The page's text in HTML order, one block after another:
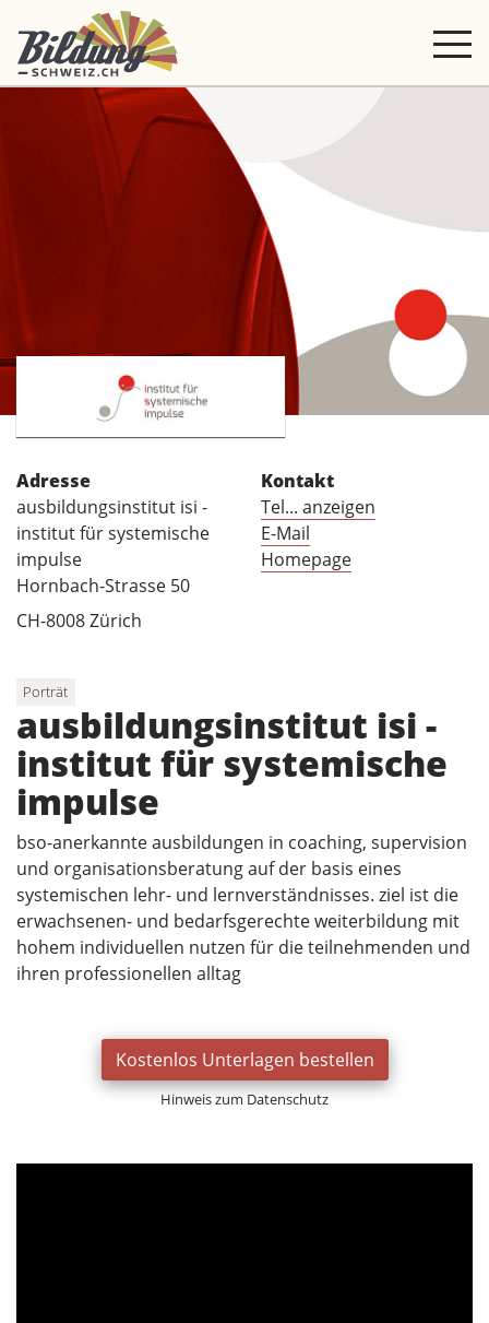
Adresse
ausbildungsinstitut isi -
institut für systemische
impulse
Hornbach-Strasse 50
CH-8008 Zürich
Kontakt
Tel... anzeigen
E-Mail
Homepage
Porträt
ausbildungsinstitut isi -
institut für systemische
impulse
bso-anerkannte ausbildungen in coaching, supervision
und organisationsberatung auf der basis eines
systemischen lehr- und lernverständnisses. ziel ist die
erwachsenen- und bedarfsgerechte weiterbildung mit
hohem individuellen nutzen für die teilnehmenden und
ihren professionellen alltag
Kostenlos Unterlagen bestellen
Hinweis zum Datenschutz